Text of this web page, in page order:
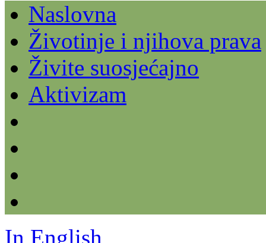
Naslovna
Životinje i njihova prava
Živite suosjećajno
Aktivizam
In English